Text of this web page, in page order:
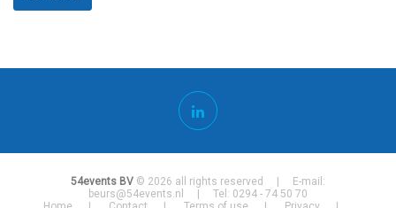
54events BV © 2026 all rights reserved | E-mail:
beurs@54events.nl
| Tel: 0294 - 74 50 70